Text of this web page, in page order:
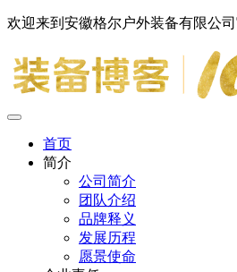
欢迎来到安徽格尔户外装备有限公司
首页
简介
公司简介
团队介绍
品牌释义
发展历程
愿景使命